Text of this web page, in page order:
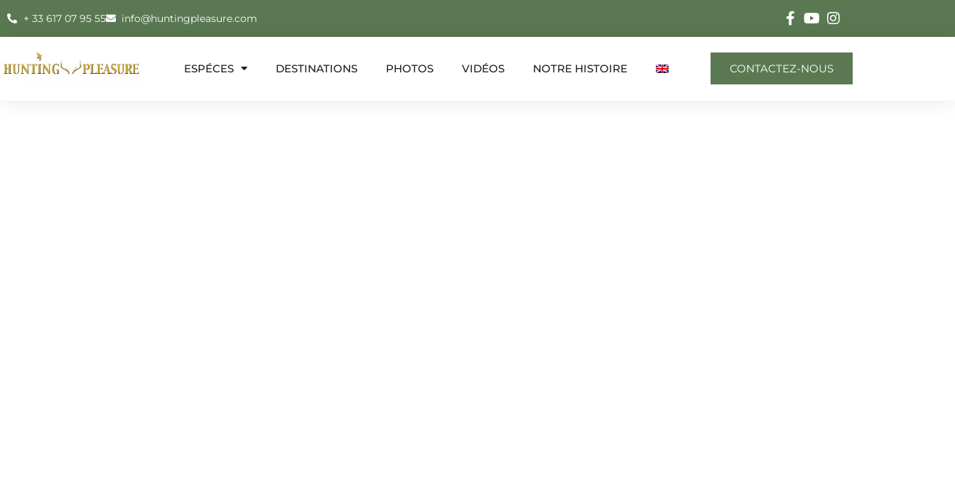
+ 33 617 07 95 55 info@huntingpleasure.com
ESPÉCES DESTINATIONS PHOTOS VIDÉOS NOTRE HISTOIRE CONTACTEZ-NOUS